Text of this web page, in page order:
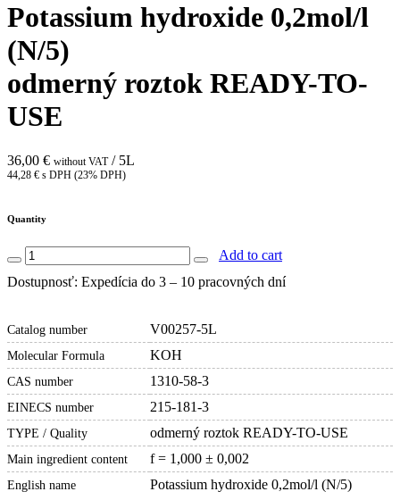
Potassium hydroxide 0,2mol/l
(N/5)
odmerný roztok READY-TO-
USE
36,00 € without VAT/ 5L
44,28 € s DPH (23% DPH)
Quantity
Add to cart
Dostupnosť: Expedícia do 3 – 10 pracovných dní
Catalog number V00257-5L
Molecular Formula KOH
CAS number 1310-58-3
EINECS number 215-181-3
TYPE / Quality odmerný roztok READY-TO-USE
Main ingredient content f = 1,000 ± 0,002
English name Potassium hydroxide 0,2mol/l (N/5)